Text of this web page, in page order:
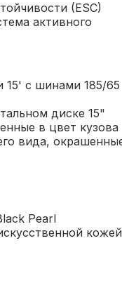
(ESC)
активного
15' с шинами 185/65
диске 15"
в цвет кузова
вида,
Pearl
кожей